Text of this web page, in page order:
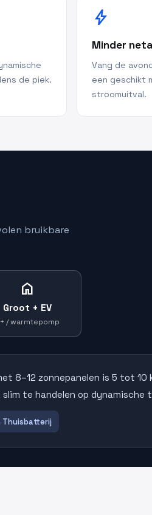
de piek.
bolt
Minder
Vang de
een geschikt
stroomuitval.
bruikbare
home
Groot + EV
/ warmtepomp
8–12 zonnepanelen is 5 tot
te handelen op dynamische
Thuisbatterij